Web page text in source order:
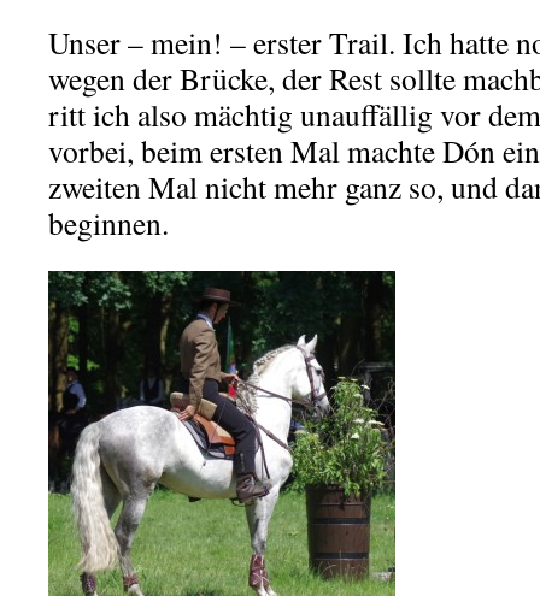
Unser – mein! – erster Trail. Ich hatte
wegen der Brücke, der Rest sollte
ritt ich also mächtig unauffällig vor
vorbei, beim ersten Mal machte Dón
zweiten Mal nicht mehr ganz so, und
beginnen.